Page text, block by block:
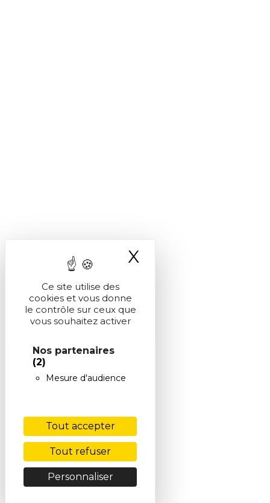
Ce site utilise des
cookies et vous donne
le contrôle sur ceux que
vous souhaitez activer
Nos partenaires
(2)
Mesure d'audience
Tout accepter
Tout refuser
Personnaliser
X